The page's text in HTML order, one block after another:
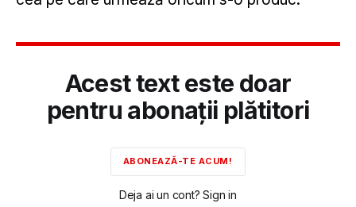
Acest text este doar
pentru abonații plătitori
ABONEAZĂ-TE ACUM!
Deja ai un cont? Sign in